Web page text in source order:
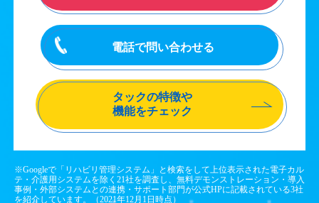
電話で問い合わせる
タックの特徴や
機能をチェック
※Googleで「リハビリ管理システム」と検索をして上位表示された電子カル
テ・介護用システムを除く21社を調査し、無料デモンストレーション・導入
事例・外部システムとの連携・サポート部門が公式HPに記載されている3社
を紹介しています。（2021年12月1日時点）